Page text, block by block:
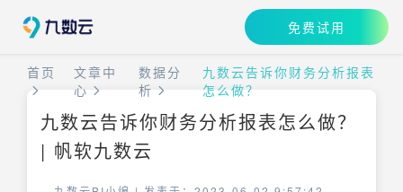
免费试用
首页
文章中
心
数据分
析
九数云告诉你财务分析报表
怎么做？
九数云告诉你财务分析报表怎么做？
| 帆软九数云